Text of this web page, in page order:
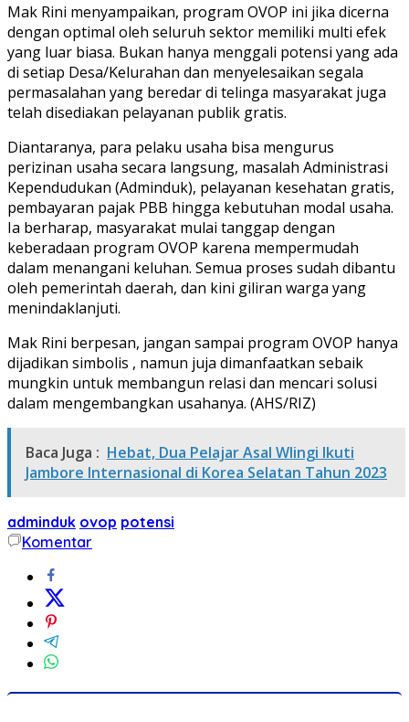
Mak Rini menyampaikan, program OVOP ini jika dicerna
dengan optimal oleh seluruh sektor memiliki multi efek
yang luar biasa. Bukan hanya menggali potensi yang ada
di setiap Desa/Kelurahan dan menyelesaikan segala
permasalahan yang beredar di telinga masyarakat juga
telah disediakan pelayanan publik gratis.
Diantaranya, para pelaku usaha bisa mengurus
perizinan usaha secara langsung, masalah Administrasi
Kependudukan (Adminduk), pelayanan kesehatan gratis,
pembayaran pajak PBB hingga kebutuhan modal usaha.
Ia berharap, masyarakat mulai tanggap dengan
keberadaan program OVOP karena mempermudah
dalam menangani keluhan. Semua proses sudah dibantu
oleh pemerintah daerah, dan kini giliran warga yang
menindaklanjuti.
Mak Rini berpesan, jangan sampai program OVOP hanya
dijadikan simbolis , namun juja dimanfaatkan sebaik
mungkin untuk membangun relasi dan mencari solusi
dalam mengembangkan usahanya. (AHS/RIZ)
Baca Juga : Hebat, Dua Pelajar Asal Wlingi Ikuti
Jambore Internasional di Korea Selatan Tahun 2023
adminduk ovop potensi
Komentar